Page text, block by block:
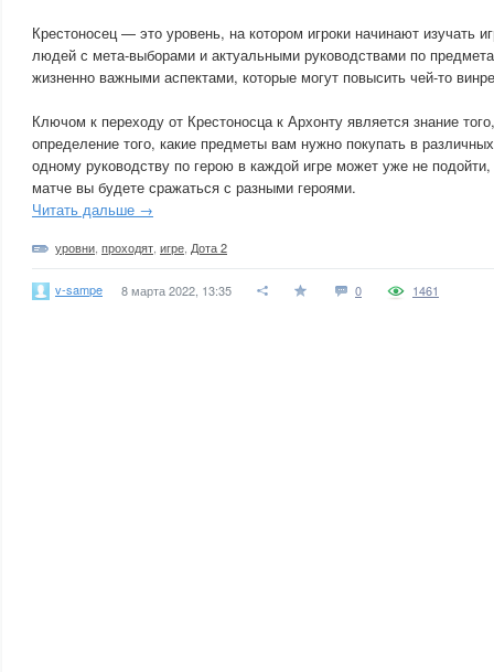
Крестоносец — это уровень, на котором игроки начинают изучать
людей с мета-выборами и актуальными руководствами по
жизненно важными аспектами, которые могут повысить чей-то
Ключом к переходу от Крестоносца к Архонту является знание
определение того, какие предметы вам нужно покупать в
одному руководству по герою в каждой игре может уже не
матче вы будете сражаться с разными героями.
Читать дальше →
уровни проходят игре Дота 2
v-sampe 8 марта 2022, 13:35 0 1461